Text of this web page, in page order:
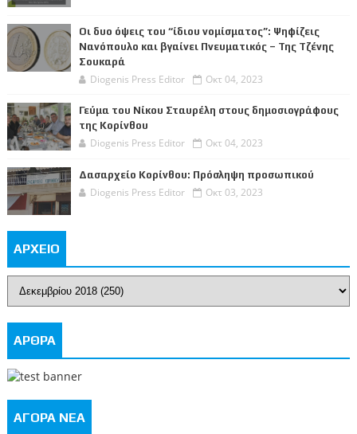
Οι δυο όψεις του “ίδιου νομίσματος”: Ψηφίζεις
Νανόπουλο και βγαίνει Πνευματικός – Της Τζένης
Σουκαρά
Diogenis Press Editor Οκτ 04, 2023
Γεύμα του Νίκου Σταυρέλη στους δημοσιογράφους
της Κορίνθου
Diogenis Press Editor Οκτ 04, 2023
Δασαρχείο Κορίνθου: Πρόσληψη προσωπικού
Diogenis Press Editor Οκτ 03, 2023
ΑΡΧΕΙΟ
ΑΡΘΡΑ
ΑΓΟΡΑ ΝΕΑ